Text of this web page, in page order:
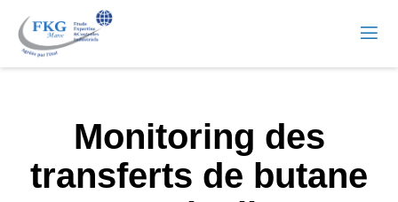
Monitoring des
transferts de butane